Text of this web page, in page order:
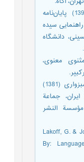
مرتضوی نصیری، اکرم السادات (1390) پایان‌نامه
سیده
دانشگاه
محمد (1366) مثنوی معنوی،
مؤمن سبزواری، محمدباقر و محقق سبزواری (1381)
جماعة
النشر
Lakoff, G. &
By: